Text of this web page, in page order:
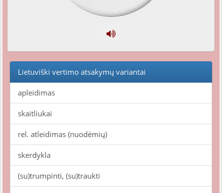
Lietuviški vertimo atsakymų variantai
apleidimas
skaitliukai
rel. atleidimas (nuodėmių)
skerdykla
(su)trumpinti, (su)traukti